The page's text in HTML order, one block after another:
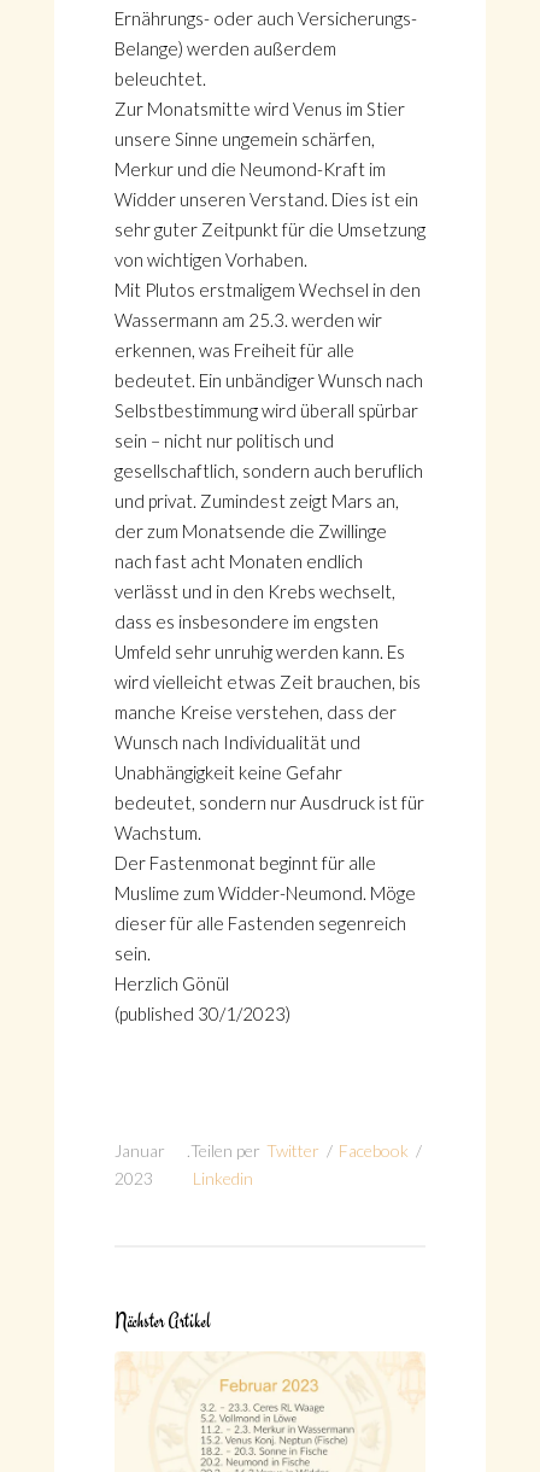
Ernährungs- oder auch Versicherungs-
Belange) werden außerdem
beleuchtet.
Zur Monatsmitte wird Venus im Stier
unsere Sinne ungemein schärfen,
Merkur und die Neumond-Kraft im
Widder unseren Verstand. Dies ist ein
sehr guter Zeitpunkt für die Umsetzung
von wichtigen Vorhaben.
Mit Plutos erstmaligem Wechsel in den
Wassermann am 25.3. werden wir
erkennen, was Freiheit für alle
bedeutet. Ein unbändiger Wunsch nach
Selbstbestimmung wird überall spürbar
sein – nicht nur politisch und
gesellschaftlich, sondern auch beruflich
und privat. Zumindest zeigt Mars an,
der zum Monatsende die Zwillinge
nach fast acht Monaten endlich
verlässt und in den Krebs wechselt,
dass es insbesondere im engsten
Umfeld sehr unruhig werden kann. Es
wird vielleicht etwas Zeit brauchen, bis
manche Kreise verstehen, dass der
Wunsch nach Individualität und
Unabhängigkeit keine Gefahr
bedeutet, sondern nur Ausdruck ist für
Wachstum.
Der Fastenmonat beginnt für alle
Muslime zum Widder-Neumond. Möge
dieser für alle Fastenden segenreich
sein.
Herzlich Gönül
(published 30/1/2023)
Januar
2023
Teilen per Twitter / Facebook /
Linkedin
Nächster Artikel